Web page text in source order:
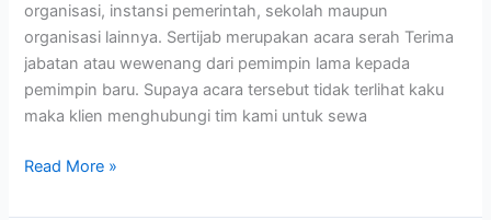
organisasi, instansi pemerintah, sekolah maupun
organisasi lainnya. Sertijab merupakan acara serah Terima
jabatan atau wewenang dari pemimpin lama kepada
pemimpin baru. Supaya acara tersebut tidak terlihat kaku
maka klien menghubungi tim kami untuk sewa
Read More »